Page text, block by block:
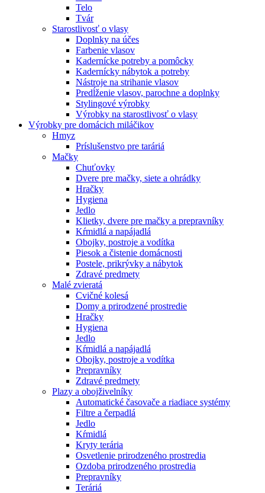
Telo
Tvár
Starostlivosť o vlasy
Doplnky na účes
Farbenie vlasov
Kadernícke potreby a pomôcky
Kadernícky nábytok a potreby
Nástroje na strihanie vlasov
Predĺženie vlasov, parochne a doplnky
Stylingové výrobky
Výrobky na starostlivosť o vlasy
Výrobky pre domácich miláčikov
Hmyz
Príslušenstvo pre taráriá
Mačky
Chuťovky
Dvere pre mačky, siete a ohrádky
Hračky
Hygiena
Jedlo
Klietky, dvere pre mačky a prepravníky
Kŕmidlá a napájadlá
Obojky, postroje a vodítka
Piesok a čistenie domácnosti
Postele, prikrývky a nábytok
Zdravé predmety
Malé zvieratá
Cvičné kolesá
Domy a prirodzené prostredie
Hračky
Hygiena
Jedlo
Kŕmidlá a napájadlá
Obojky, postroje a vodítka
Prepravníky
Zdravé predmety
Plazy a obojživelníky
Automatické časovače a riadiace systémy
Filtre a čerpadlá
Jedlo
Kŕmidlá
Kryty terária
Osvetlenie prirodzeného prostredia
Ozdoba prirodzeného prostredia
Prepravníky
Teráriá